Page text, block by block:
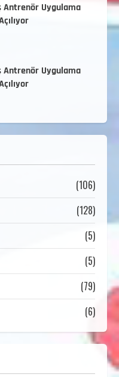
Antrenör Uygulama
Antrenör Uygulama
Kursu Hakkında
(106)
(128)
(5)
(5)
(79)
(6)